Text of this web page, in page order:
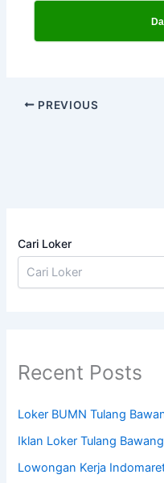
PREVIOUS
Cari Loker
Recent Posts
Loker BUMN Tulang
Iklan Loker Tulang
Lowongan Kerja